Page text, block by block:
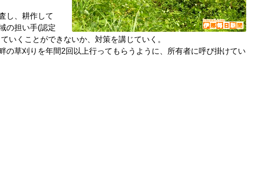
し、耕作して
の担い手(認定
いくことができないか、対策を講じていく。
草刈りを年間2回以上行ってもらうように、所有者に呼び掛けてい